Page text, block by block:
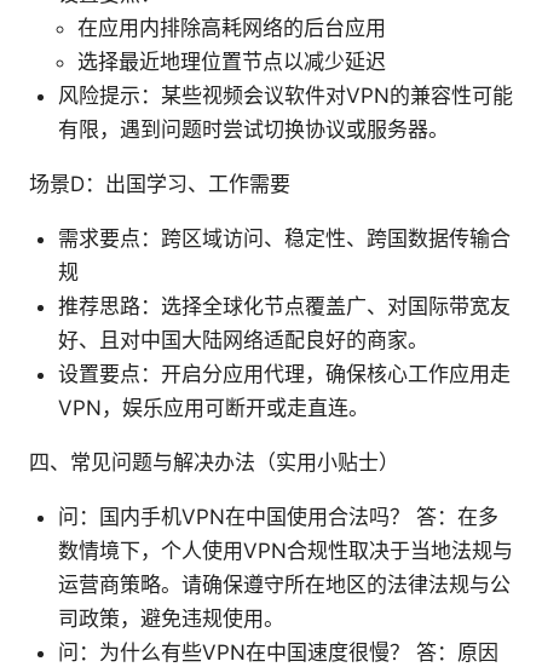
在应用内排除高耗网络的后台应用
选择最近地理位置节点以减少延迟
风险提示：某些视频会议软件对VPN的兼容性可能
有限，遇到问题时尝试切换协议或服务器。
场景D：出国学习、工作需要
需求要点：跨区域访问、稳定性、跨国数据传输合
规
推荐思路：选择全球化节点覆盖广、对国际带宽友
好、且对中国大陆网络适配良好的商家。
设置要点：开启分应用代理，确保核心工作应用走
VPN，娱乐应用可断开或走直连。
四、常见问题与解决办法（实用小贴士）
问：国内手机VPN在中国使用合法吗？ 答：在多
数情境下，个人使用VPN合规性取决于当地法规与
运营商策略。请确保遵守所在地区的法律法规与公
司政策，避免违规使用。
问：为什么有些VPN在中国速度很慢？ 答：原因